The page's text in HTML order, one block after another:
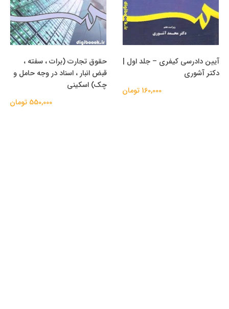
آیین دادرسی کیفری – جلد اول |
دکتر آشوری
160,000 تومان
حقوق تجارت (برات ، سفته ،
قبض انبار ، اسناد در وجه حامل و
چک) اسکینی
550,000 تومان